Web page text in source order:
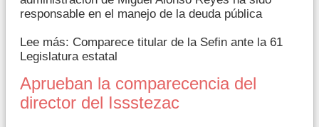
responsable en el manejo de la deuda pública
Lee más: Comparece titular de la Sefin ante la 61
Legislatura estatal
Aprueban la comparecencia del
director del Issstezac